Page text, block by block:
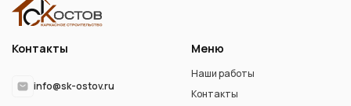
Меню
Наши работы
Контакты
Контакты
info@sk-ostov.ru